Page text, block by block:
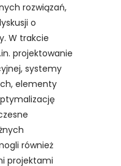
rozwiązań,
o
W trakcie
projektowanie
systemy
elementy
również
projektami